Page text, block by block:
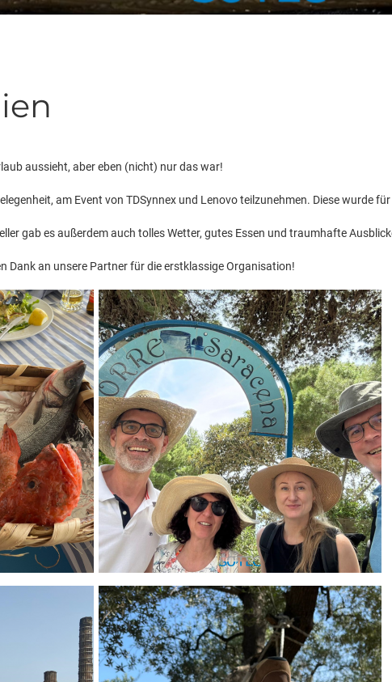
aussieht, aber eben (nicht) nur das war!
am Event von TDSynnex und Lenovo teilzunehmen. Diese wurde
gab es außerdem auch tolles Wetter, gutes Essen und traumhafte
Dank an unsere Partner für die erstklassige Organisation!